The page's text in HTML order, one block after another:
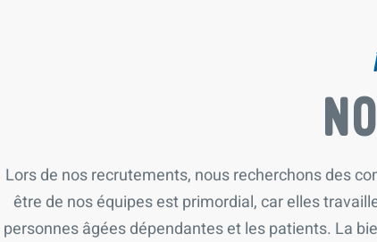
Lors de nos recrutements, nous recherchons des
être de nos équipes est primordial, car elles
personnes âgées dépendantes et les patients. La